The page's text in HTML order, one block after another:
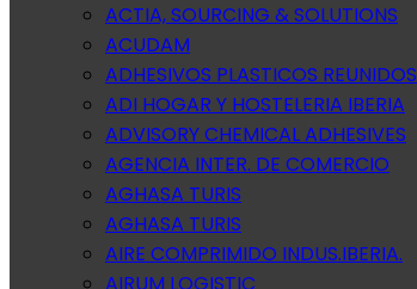
ACTIA, SOURCING & SOLUTIONS
ACUDAM
ADHESIVOS PLASTICOS REUNIDOS
ADI HOGAR Y HOSTELERIA IBERIA
ADVISORY CHEMICAL ADHESIVES
AGENCIA INTER. DE COMERCIO
AGHASA TURIS
AGHASA TURIS
AIRE COMPRIMIDO INDUS.IBERIA.